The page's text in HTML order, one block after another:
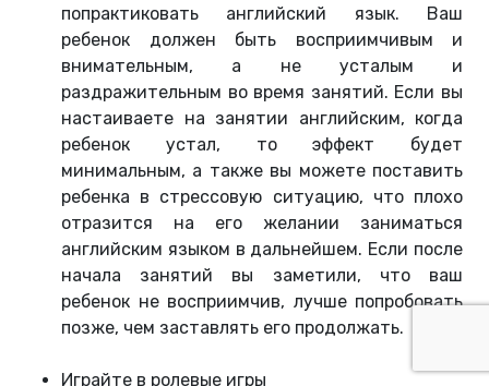
попрактиковать английский язык. Ваш
ребенок должен быть восприимчивым и
внимательным, а не усталым и
раздражительным во время занятий. Если вы
настаиваете на занятии английским, когда
ребенок устал, то эффект будет
минимальным, а также вы можете поставить
ребенка в стрессовую ситуацию, что плохо
отразится на его желании заниматься
английским языком в дальнейшем. Если после
начала занятий вы заметили, что ваш
ребенок не восприимчив, лучше попробовать
позже, чем заставлять его продолжать.
Играйте в ролевые игры